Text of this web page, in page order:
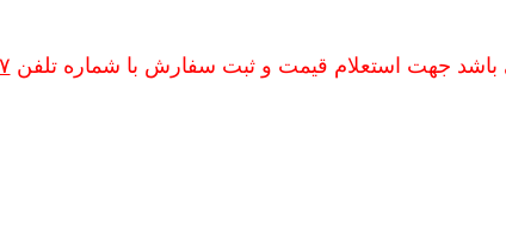
جهت استعلام قیمت و ثبت سفارش با شماره تلفن